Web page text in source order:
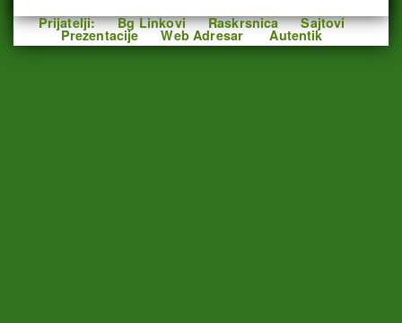
Prijatelji: Bg Linkovi Raskrsnica Sajtovi
Prezentacije Web Adresar Autentik